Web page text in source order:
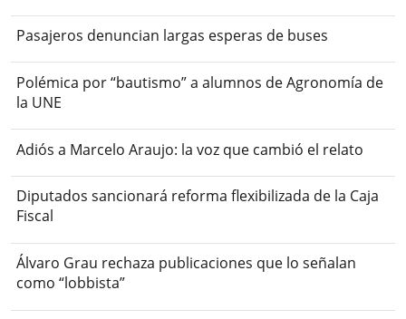
Pasajeros denuncian largas esperas de buses
Polémica por “bautismo” a alumnos de Agronomía de
la UNE
Adiós a Marcelo Araujo: la voz que cambió el relato
Diputados sancionará reforma flexibilizada de la Caja
Fiscal
Álvaro Grau rechaza publicaciones que lo señalan
como “lobbista”